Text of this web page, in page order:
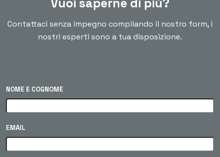
Contattaci senza impegno compilando il nostro form, i
nostri esperti sono a tua disposizione.
NOME E COGNOME
EMAIL